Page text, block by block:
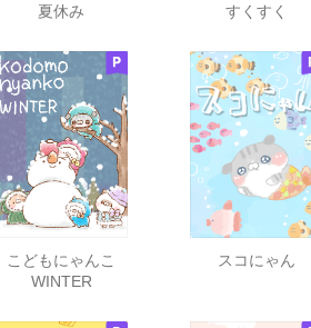
夏休み
すくすく
こどもにゃんこ
WINTER
スコにゃん